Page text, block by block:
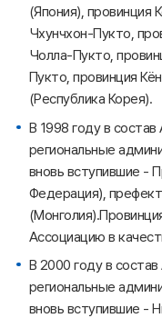
(Япония), провинция
Чхунчхон-Пукто,
Чолла-Пукто,
Пукто, провинция
(Республика Корея).
В 1998 году в
региональные
вновь вступившие -
Федерация),
Ассоциацию в
В 2000 году в
региональные
вновь вступившие -